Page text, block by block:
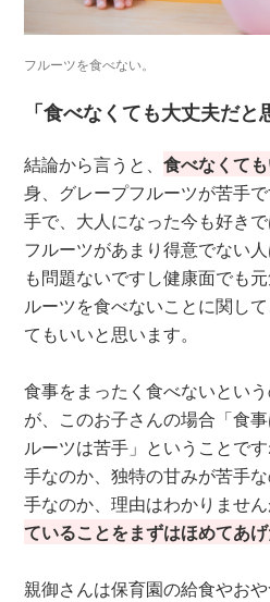
フルーツを食べない。
「食べなくても大丈夫だと
結論から言うと、食べなくて
身、グレープフルーツが苦手
手で、大人になった今も好き
フルーツがあまり得意でない
も問題ないですし健康面でも
ルーツを食べないことに関し
てもいいと思います。
食事をまったく食べないとい
が、このお子さんの場合「食
ルーツは苦手」ということで
手なのか、独特の甘みが苦手
手なのか、理由はわかりませ
ていることをまずはほめてあげ
親御さんは保育園の給食やお